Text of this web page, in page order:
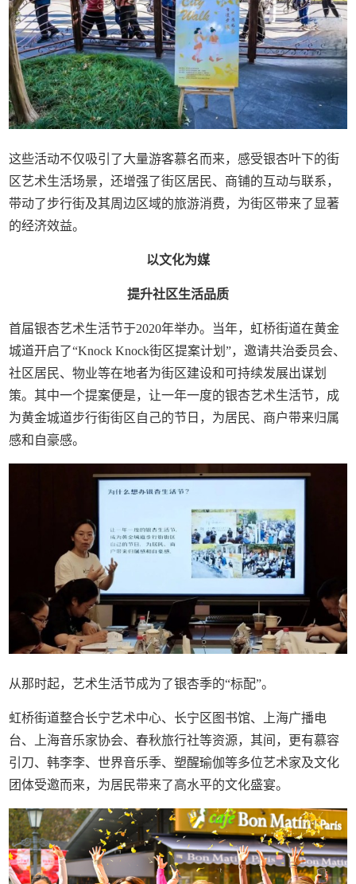
这些活动不仅吸引了大量游客慕名而来，感受银杏叶下的街
区艺术生活场景，还增强了街区居民、商铺的互动与联系，
带动了步行街及其周边区域的旅游消费，为街区带来了显著
的经济效益。
以文化为媒
提升社区生活品质
首届银杏艺术生活节于2020年举办。当年，虹桥街道在黄金
城道开启了“Knock Knock街区提案计划”，邀请共治委员会、
社区居民、物业等在地者为街区建设和可持续发展出谋划
策。其中一个提案便是，让一年一度的银杏艺术生活节，成
为黄金城道步行街街区自己的节日，为居民、商户带来归属
感和自豪感。
从那时起，艺术生活节成为了银杏季的“标配”。
虹桥街道整合长宁艺术中心、长宁区图书馆、上海广播电
台、上海音乐家协会、春秋旅行社等资源，其间，更有慕容
引刀、韩李李、世界音乐季、塑醒瑜伽等多位艺术家及文化
团体受邀而来，为居民带来了高水平的文化盛宴。